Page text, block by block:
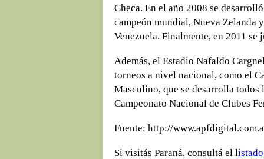
Checa. En el año 2008 se
campeón mundial, Nueva Zelanda
Venezuela. Finalmente, en 2011
Además, el Estadio Nafaldo
torneos a nivel nacional, como el
Masculino, que se desarrolla todos
Campeonato Nacional de Clubes
Fuente: http://
Si visitás Paraná, consultá el l